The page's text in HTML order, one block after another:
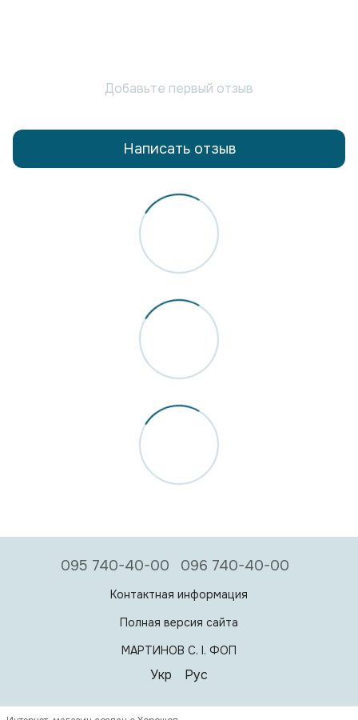
Добавьте первый отзыв
Написать отзыв
095 740-40-00 096 740-40-00
Контактная информация
Полная версия сайта
МАРТИНОВ С. I. ФОП
Укр Рус